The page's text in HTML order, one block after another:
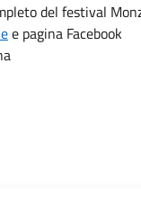
del festival
e pagina Facebook